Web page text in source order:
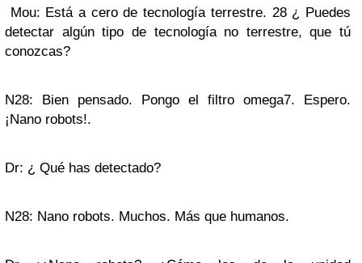
Mou: Está a cero de tecnología terrestre. 28 ¿ Puedes
detectar algún tipo de tecnología no terrestre, que tú
conozcas?
N28: Bien pensado. Pongo el filtro omega7. Espero.
¡Nano robots!.
Dr: ¿ Qué has detectado?
N28: Nano robots. Muchos. Más que humanos.